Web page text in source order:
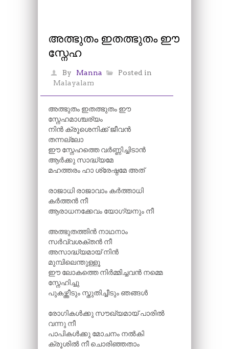
അത്ഭുതം ഇതത്ഭുതം ഈ
സ്നേഹ
By Manna
Posted in
Malayalam
അത്ഭുതം ഇതത്ഭുതം ഈ
സ്നേഹമാശ്ചര്യം
നിൻ ക്രൂശെനിക്ക് ജീവൻ
തന്നല്ലോ
ഈ സ്നേഹത്തെ വർണ്ണിച്ചിടാൻ
ആർക്കു സാദ്ധ്യമേ
മഹത്തരം ഹാ ശ്രേഷ്ഠമേ അത്
രാജാധി രാജാവാം കർത്താധി
കർത്തൻ നീ
ആരാധനക്കേവം യോഗ്യനും നീ
അത്ഭുതത്തിൻ നാഥനാം
സർവ്വശക്തൻ നീ
അസാദ്ധ്യമായ് നിൻ
മുമ്പിലെന്തുള്ളൂ
ഈ ലോകത്തെ നിർമ്മിച്ചവൻ നമ്മെ
സ്നേഹിച്ചു
പുകഴ്ത്തീടും സ്തുതിച്ചീടും ഞങ്ങൾ
രോഗികൾക്കു സൗഖ്യമായ് പാരിൽ
വന്നു നീ
പാപികൾക്കു മോചനം നൽകി
ക്രൂശിൽ നീ ചൊരിഞ്ഞതാം